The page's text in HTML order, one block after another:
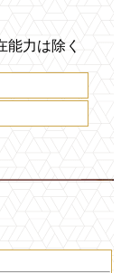
力は除く